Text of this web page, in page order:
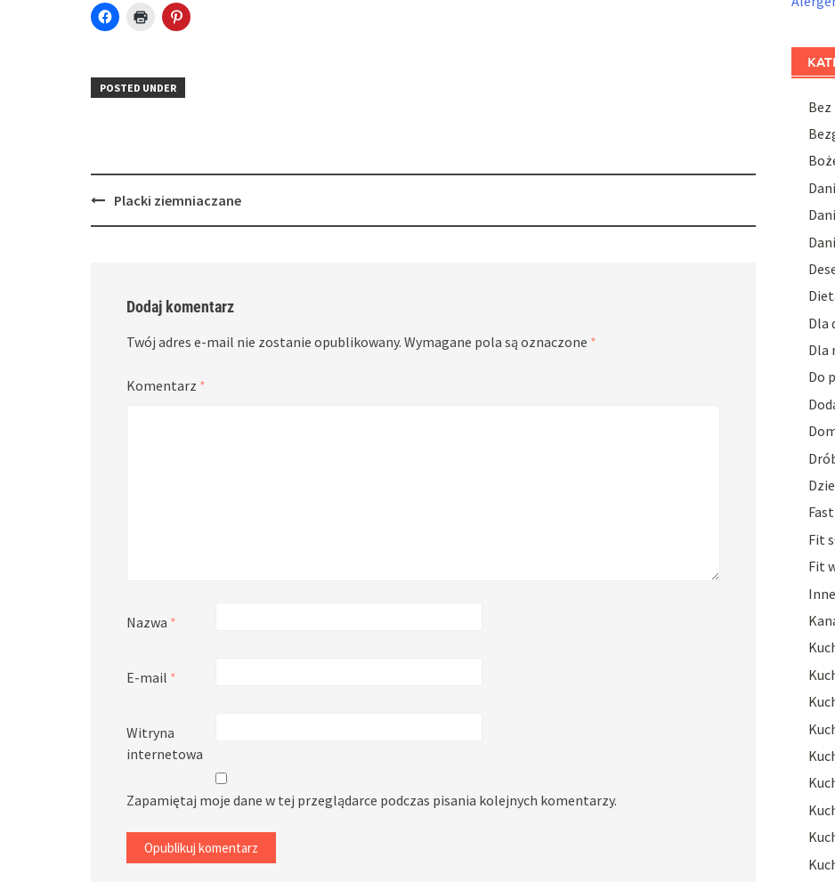
Click
to
in
new
Click
window)
Click
to
new
POSTED UNDER
PostPlacki ziemniaczane
Dodaj komentarz
Twój adres e-mail nie zostanie opublikowany. Wymagane pola są oznaczone *
Komentarz *
Nazwa *
E-mail *
Witryna
internetowa
Zapamiętaj moje dane w tej przeglądarce podczas pisania kolejnych komentarzy.
Dla
Dla
Do
Fit
Fit